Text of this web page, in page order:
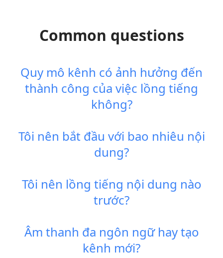
Common questions
Quy mô kênh có ảnh hưởng đến
thành công của việc lồng tiếng
không?
Tôi nên bắt đầu với bao nhiêu nội
dung?
Tôi nên lồng tiếng nội dung nào
trước?
Âm thanh đa ngôn ngữ hay tạo
kênh mới?